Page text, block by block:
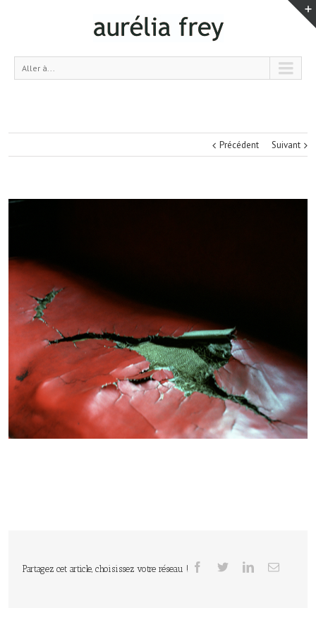
Aller à...
Précédent Suivant
Partagez cet article, choisissez votre réseau !